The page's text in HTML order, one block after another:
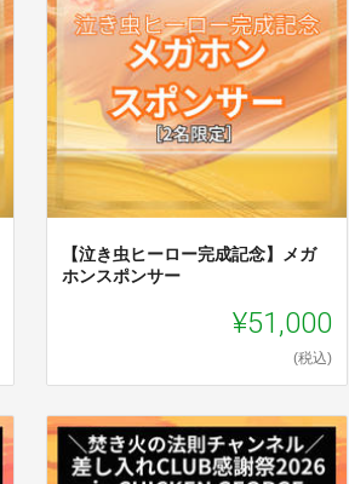
【泣き虫ヒーロー完成記念】メガ
ホンスポンサー
¥51,000
(税込)